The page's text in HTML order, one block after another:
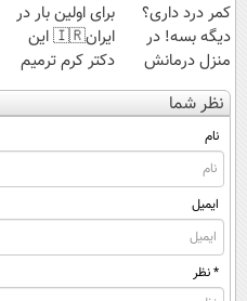
کمر درد داری؟
دیگه بسه! در
منزل درمانش
کن
(◀پرسش‌نامه)
برای اولین بار در
ایران🇮🇷 این
دکتر کرم ترمیم
کننده 23 روزه
ساخت!
نظر شما
نام
ایمیل
* نظر